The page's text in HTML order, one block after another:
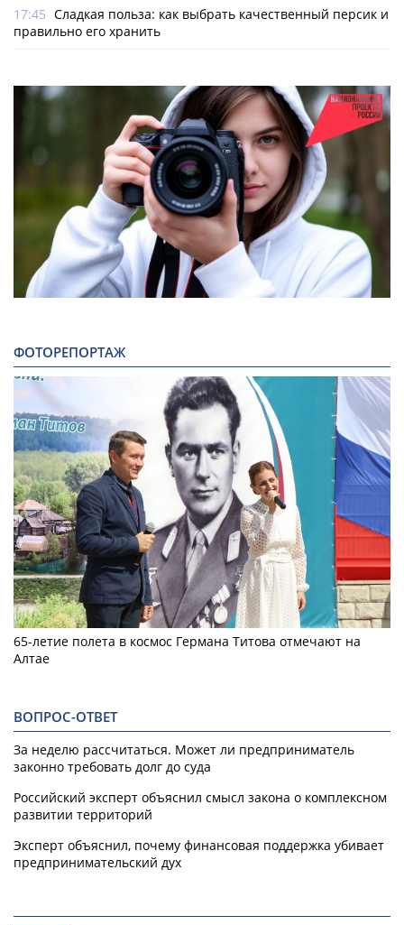
17:45 Сладкая польза: как выбрать качественный персик и
правильно его хранить
ФОТОРЕПОРТАЖ
65-летие полета в космос Германа Титова отмечают на
Алтае
ВОПРОС-ОТВЕТ
За неделю рассчитаться. Может ли предприниматель
законно требовать долг до суда
Российский эксперт объяснил смысл закона о комплексном
развитии территорий
Эксперт объяснил, почему финансовая поддержка убивает
предпринимательский дух